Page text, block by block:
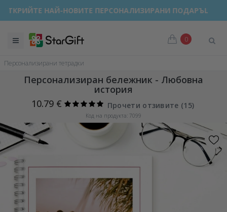
НАЙ-НОВИТЕ ПЕРСОНАЛИЗИРАНИ ПОДАРЪЦИ!
0
Персонализирани тетрадки
Персонализиран бележник - Любовна
история
10.79 €
Прочети отзивите (15)
Код на продукта: 7099